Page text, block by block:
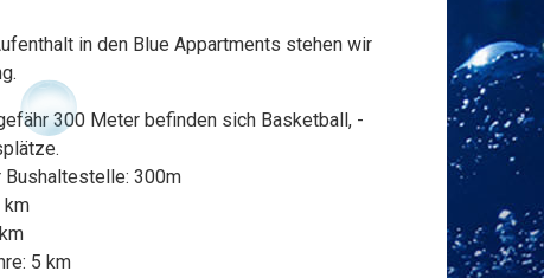
in den Blue Appartments stehen wir
300 Meter befinden sich Basketball, -
Bushaltestelle: 300m
km
5 km